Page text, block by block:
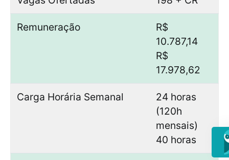
Remuneração
R$
10.787,14
R$
17.978,62
Carga Horária Semanal
24 horas
(120h
mensais)
40 horas